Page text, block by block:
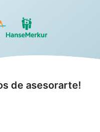
de asesorarte!